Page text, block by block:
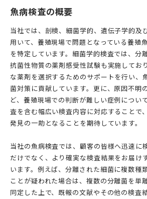
魚病検査の概要
当社では、剖検、細菌学的、遺伝子学的及
用いて、養殖現場で問題となっている養殖
を特定しています。細菌学的検査では、分
抗菌性物質の薬剤感受性試験も実施してお
な薬剤を選択するためのサポートを行い、
菌対策に貢献しています。更に、原因不明
ど、養殖現場での判断が難しい症例につい
査を含む幅広い検査内容に対応することで
発見の一助となることを期待しています。
当社の魚病検査では、顧客の皆様へ迅速に
だけでなく、より確実な検査結果をお届け
います。例えば、分離された細菌に複数種
ことが疑われた場合は、複数の分離菌を単
同定した上で、既報の文献やその他の検査